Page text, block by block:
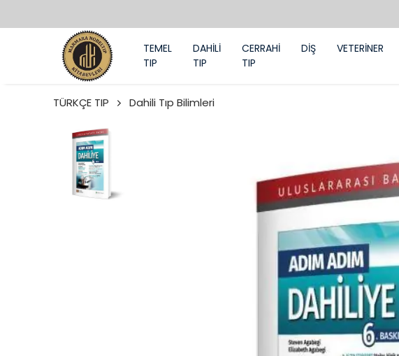
TEMEL
TIP
DAHİLİ
TIP
CERRAHİ
TIP
DİŞ VETERİNER
TÜRKÇE TIP Dahili Tıp Bilimleri